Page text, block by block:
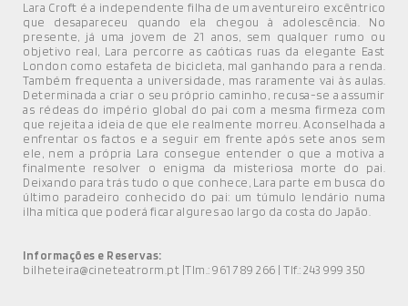
Lara Croft é a independente filha de um aventureiro excêntrico
que desapareceu quando ela chegou à adolescência. No
presente, já uma jovem de 21 anos, sem qualquer rumo ou
objetivo real, Lara percorre as caóticas ruas da elegante East
London como estafeta de bicicleta, mal ganhando para a renda.
Também frequenta a universidade, mas raramente vai às aulas.
Determinada a criar o seu próprio caminho, recusa-se a assumir
as rédeas do império global do pai com a mesma firmeza com
que rejeita a ideia de que ele realmente morreu. Aconselhada a
enfrentar os factos e a seguir em frente após sete anos sem
ele, nem a própria Lara consegue entender o que a motiva a
finalmente resolver o enigma da misteriosa morte do pai.
Deixando para trás tudo o que conhece, Lara parte em busca do
último paradeiro conhecido do pai: um túmulo lendário numa
ilha mítica que poderá ficar algures ao largo da costa do Japão.
Informações e Reservas:
bilheteira@cineteatrorm.pt |Tlm.: 961 789 266 | Tlf.: 243 999 350